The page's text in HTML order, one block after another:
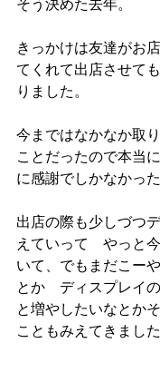
そう決めた去年。
きっかけは友達がお
てくれて出店させて
りました。
今まではなかなか取
ことだったので本当
に感謝でしかなかった
出店の際も少しづつ
えていって　やっと
いて、でもまだこー
とか　ディスプレイ
と増やしたいなとか
こともみえてきました